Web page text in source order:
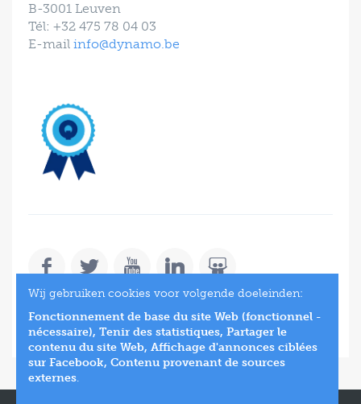
B-3001 Leuven
Tél: +32 475 78 04 03
E-mail info@dynamo.be
SUBSCRIBE
Wij gebruiken cookies voor volgende doeleinden:
Fonctionnement de base du site Web (fonctionnel -
nécessaire), Tenir des statistiques, Partager le
contenu du site Web, Affichage d'annonces ciblées
sur Facebook, Contenu provenant de sources
externes.